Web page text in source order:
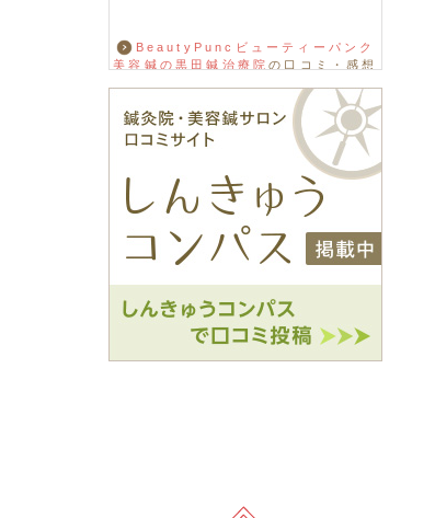
BeautyPuncビューティーパンク
美容鍼の黒田鍼治療院の口コミ・感想